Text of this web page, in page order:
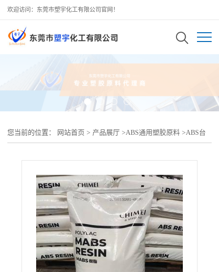
欢迎访问：东莞市塑宇化工有限公司官网！
您当前的位置： 网站首页 > 产品展厅 >ABS通用塑胶原料 >ABS台